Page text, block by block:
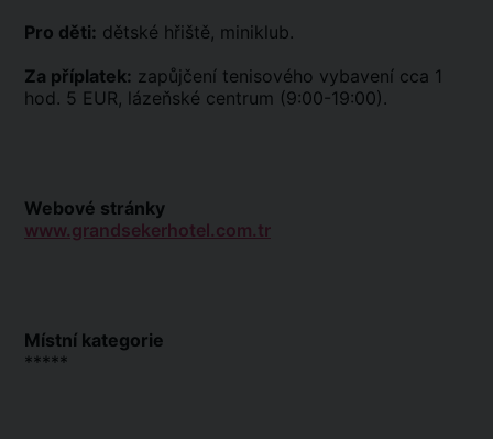
Pro děti: dětské hřiště, miniklub.
Za příplatek: zapůjčení tenisového vybavení cca 1
hod. 5 EUR, lázeňské centrum (9:00-19:00).
Webové stránky
www.grandsekerhotel.com.tr
Místní kategorie
*****